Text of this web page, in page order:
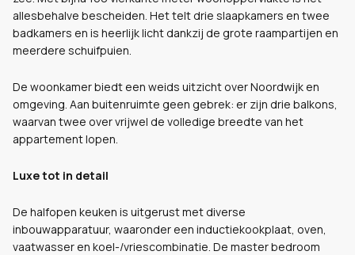
allesbehalve bescheiden. Het telt drie slaapkamers en twee
badkamers en is heerlijk licht dankzij de grote raampartijen en
meerdere schuifpuien.
De woonkamer biedt een weids uitzicht over Noordwijk en
omgeving. Aan buitenruimte geen gebrek: er zijn drie balkons,
waarvan twee over vrijwel de volledige breedte van het
appartement lopen.
Luxe tot in detail
De halfopen keuken is uitgerust met diverse
inbouwapparatuur, waaronder een inductiekookplaat, oven,
vaatwasser en koel-/vriescombinatie. De master bedroom